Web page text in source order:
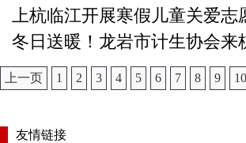
上杭临江开展寒假儿童关爱志
冬日送暖！龙岩市计生协会来
上一页 1 2 3 4 5 6 7 8 9 10
友情链接